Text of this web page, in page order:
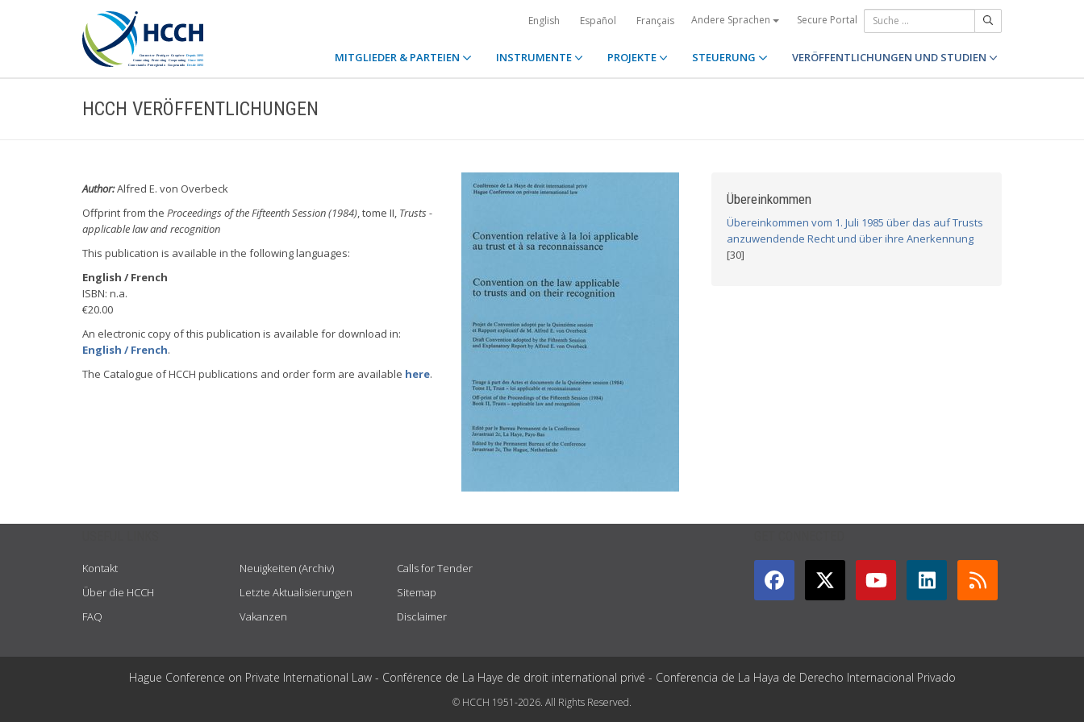
English Español Français Andere Sprachen Secure Portal
MITGLIEDER & PARTEIEN INSTRUMENTE PROJEKTE STEUERUNG VERÖFFENTLICHUNGEN UND STUDIEN
HCCH VERÖFFENTLICHUNGEN
Author:Alfred E. von Overbeck
Offprint from the Proceedings of the Fifteenth Session (1984), tome II, Trusts -
applicable law and recognition
This publication is available in the following languages:
English / French
ISBN: n.a.
€20.00
An electronic copy of this publication is available for download in:
English / French.
The Catalogue of HCCH publications and order form are available here.
Übereinkommen
Übereinkommen vom 1. Juli 1985 über das auf Trusts
anzuwendende Recht und über ihre Anerkennung
[30]
Kontakt
Über die HCCH
FAQ
Neuigkeiten (Archiv)
Letzte Aktualisierungen
Vakanzen
Calls for Tender
Sitemap
Disclaimer
Hague Conference on Private International Law - Conférence de La Haye de droit international privé - Conferencia de La Haya de Derecho Internacional Privado
© HCCH 1951-2026. All Rights Reserved.